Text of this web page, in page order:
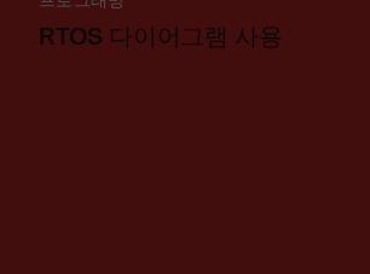
RTOS 다이어그램 사용